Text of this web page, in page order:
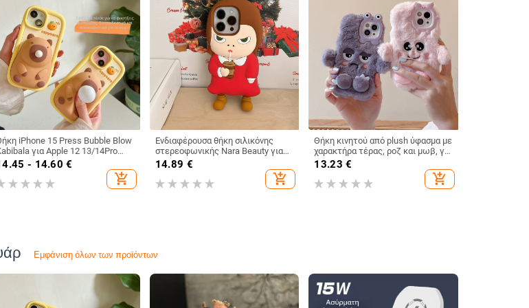
iPhone 15 Press Bubble Blow
για Apple 12 13/14Pro
ανθεκτική σε πτώσεις 11"
- 14.60 €
add_shopping_cart
Ενδιαφέρουσα θήκη σιλικόνης
στερεοφωνικής Nara Beauty για
iPhone16/15PROMAX για Apple
14.89 €
add_shopping_cart
Θήκη κινητού από plush ύφασμα με
χαρακτήρα τέρας, ροζ και μωβ, για
iPhone 15, 12, 13 και 16 Pro Max
13.23 €
add_shopping_cart
Εμφάνιση όλων των προϊόντων